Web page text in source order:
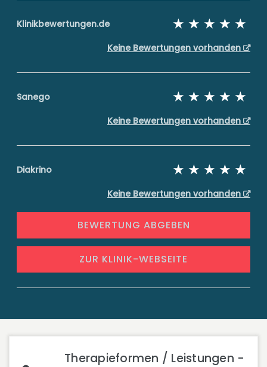
Klinikbewertungen.de
Keine Bewertungen vorhanden
Sanego
Keine Bewertungen vorhanden
Diakrino
Keine Bewertungen vorhanden
BEWERTUNG ABGEBEN
ZUR KLINIK-WEBSEITE
Therapieformen / Leistungen -